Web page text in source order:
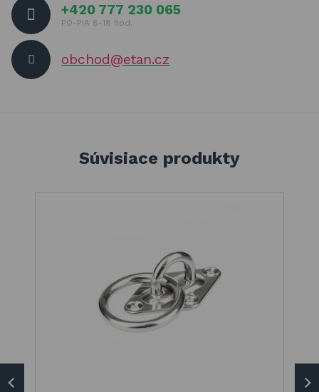
+420 777 230 065
PO-PIA 8-18 hod.
obchod@etan.cz
Súvisiace produkty